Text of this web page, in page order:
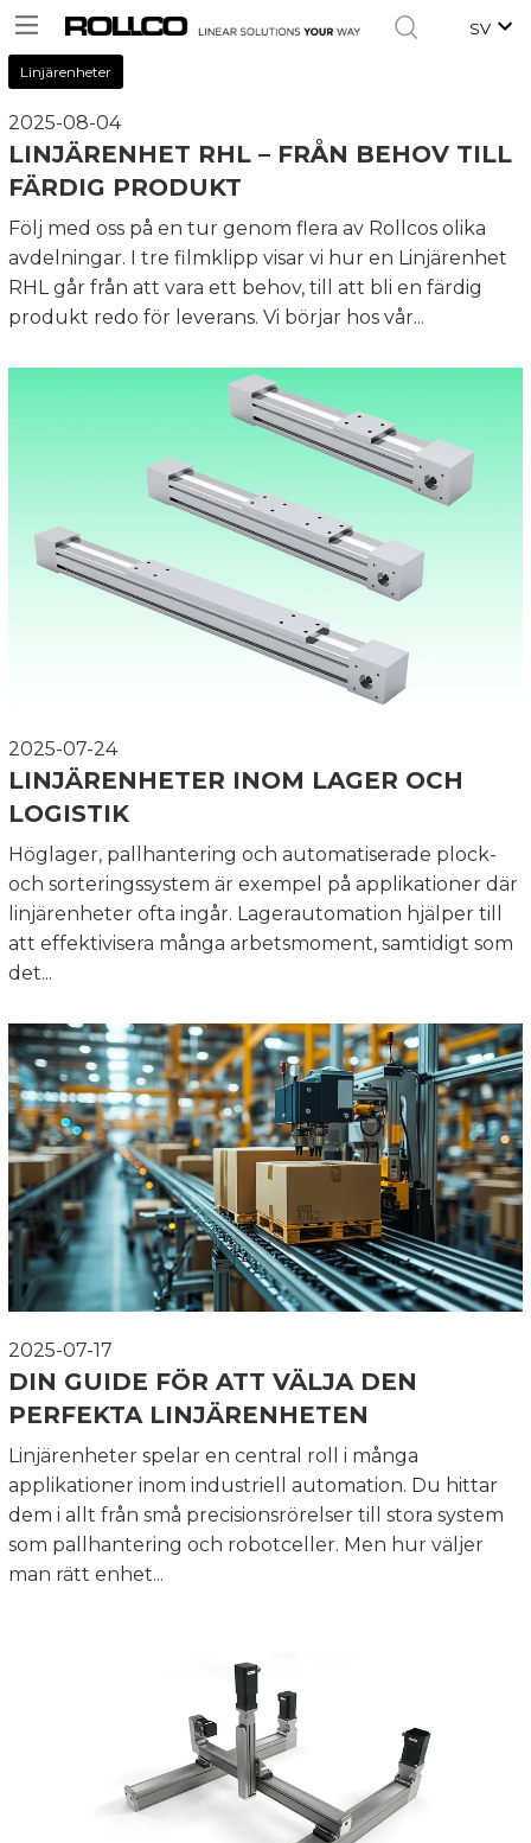
SV
Linjärenheter
2025-08-04
LINJÄRENHET RHL – FRÅN BEHOV TILL
FÄRDIG PRODUKT
Följ med oss på en tur genom flera av Rollcos olika
avdelningar. I tre filmklipp visar vi hur en Linjärenhet
RHL går från att vara ett behov, till att bli en färdig
produkt redo för leverans. Vi börjar hos vår...
2025-07-24
LINJÄRENHETER INOM LAGER OCH
LOGISTIK
Höglager, pallhantering och automatiserade plock-
och sorteringssystem är exempel på applikationer där
linjärenheter ofta ingår. Lagerautomation hjälper till
att effektivisera många arbetsmoment, samtidigt som
det...
2025-07-17
DIN GUIDE FÖR ATT VÄLJA DEN
PERFEKTA LINJÄRENHETEN
Linjärenheter spelar en central roll i många
applikationer inom industriell automation. Du hittar
dem i allt från små precisionsrörelser till stora system
som pallhantering och robotceller. Men hur väljer
man rätt enhet...